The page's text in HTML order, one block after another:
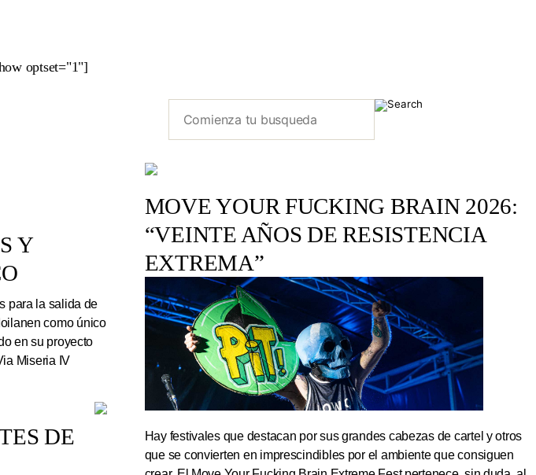
optset="1"]
Y
para la salida de
como único
en su proyecto
Miseria IV
DE
MOVE YOUR FUCKING BRAIN 2026:
“VEINTE AÑOS DE RESISTENCIA
EXTREMA”
Hay festivales que destacan por sus grandes cabezas de cartel y otros
que se convierten en imprescindibles por el ambiente que consiguen